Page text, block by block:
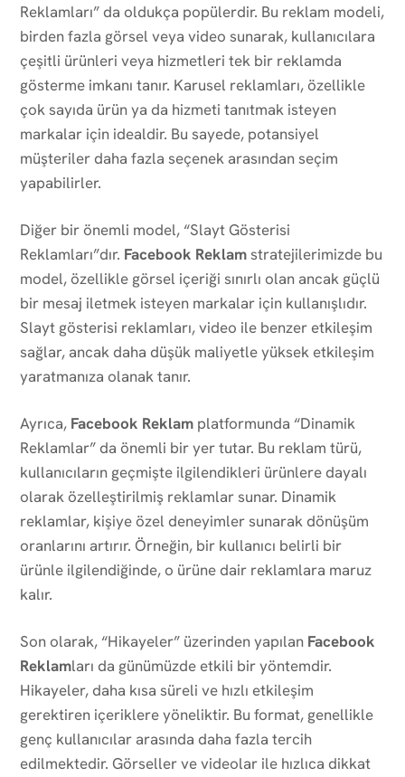
Reklamları” da oldukça popülerdir. Bu reklam modeli,
birden fazla görsel veya video sunarak, kullanıcılara
çeşitli ürünleri veya hizmetleri tek bir reklamda
gösterme imkanı tanır. Karusel reklamları, özellikle
çok sayıda ürün ya da hizmeti tanıtmak isteyen
markalar için idealdir. Bu sayede, potansiyel
müşteriler daha fazla seçenek arasından seçim
yapabilirler.
Diğer bir önemli model, “Slayt Gösterisi
Reklamları”dır. Facebook Reklamstratejilerimizde bu
model, özellikle görsel içeriği sınırlı olan ancak güçlü
bir mesaj iletmek isteyen markalar için kullanışlıdır.
Slayt gösterisi reklamları, video ile benzer etkileşim
sağlar, ancak daha düşük maliyetle yüksek etkileşim
yaratmanıza olanak tanır.
Ayrıca, Facebook Reklam platformunda “Dinamik
Reklamlar” da önemli bir yer tutar. Bu reklam türü,
kullanıcıların geçmişte ilgilendikleri ürünlere dayalı
olarak özelleştirilmiş reklamlar sunar. Dinamik
reklamlar, kişiye özel deneyimler sunarak dönüşüm
oranlarını artırır. Örneğin, bir kullanıcı belirli bir
ürünle ilgilendiğinde, o ürüne dair reklamlara maruz
kalır.
Son olarak, “Hikayeler” üzerinden yapılan Facebook
Reklamları da günümüzde etkili bir yöntemdir.
Hikayeler, daha kısa süreli ve hızlı etkileşim
gerektiren içeriklere yöneliktir. Bu format, genellikle
genç kullanıcılar arasında daha fazla tercih
edilmektedir. Görseller ve videolar ile hızlıca dikkat